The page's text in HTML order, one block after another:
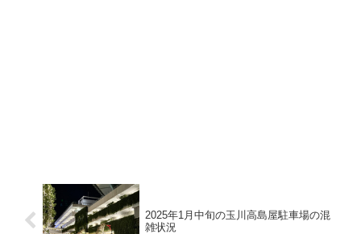
2025年1月中旬の玉川高島屋駐車場の混
雑状況